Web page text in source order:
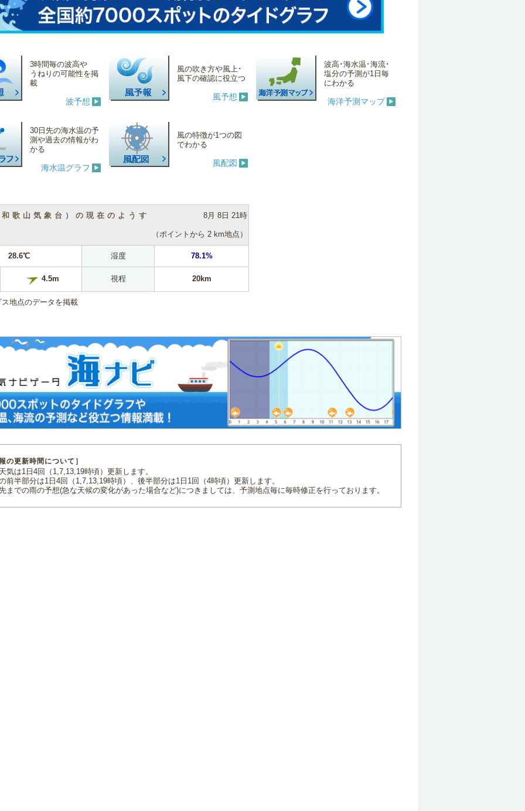
3時間毎の波高や
うねりの可能性を掲
載
波予想
風の吹き方や風上･
風下の確認に役立つ
風予想
波高･海水温･海流･
塩分の予測が1日毎
にわかる
海洋予測マップ
30日先の海水温の予
測や過去の情報がわ
かる
海水温グラフ
風の特徴が1つの図
でわかる
風配図
歌山気象台）の現在のようす 8月 8日 21時
（ポイントから 2 km地点）
28.6℃ 湿度 78.1%
4.5m 視程 20km
地点のデータを掲載
の更新時間について］
気は1日4回（1,7,13,19時頃）更新します。
前半部分は1日4回（1,7,13,19時頃）、後半部分は1日1回（4時頃）更新します。
までの雨の予想(急な天候の変化があった場合など)につきましては、予測地点毎に毎時修正を行っております。